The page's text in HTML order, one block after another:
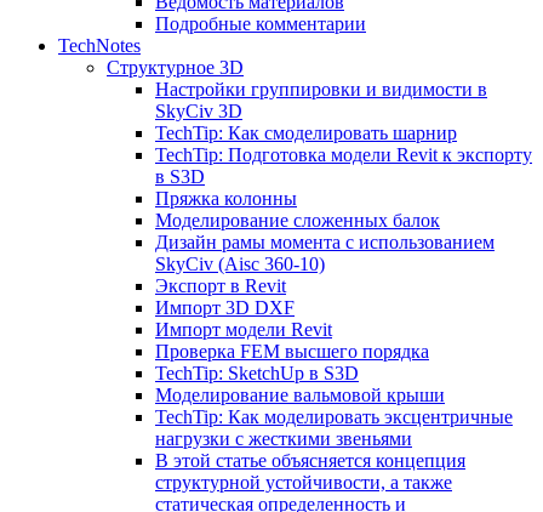
Подробные комментарии
TechNotes
Структурное 3D
Настройки группировки и видимости в
SkyCiv 3D
TechTip: Как смоделировать шарнир
TechTip: Подготовка модели Revit к экспорту
в S3D
Пряжка колонны
Моделирование сложенных балок
Дизайн рамы момента с использованием
SkyCiv (Aisc 360-10)
Экспорт в Revit
Импорт 3D DXF
Импорт модели Revit
Проверка FEM высшего порядка
TechTip: SketchUp в S3D
Моделирование вальмовой крыши
TechTip: Как моделировать эксцентричные
нагрузки с жесткими звеньями
В этой статье объясняется концепция
структурной устойчивости, а также
статическая определенность и